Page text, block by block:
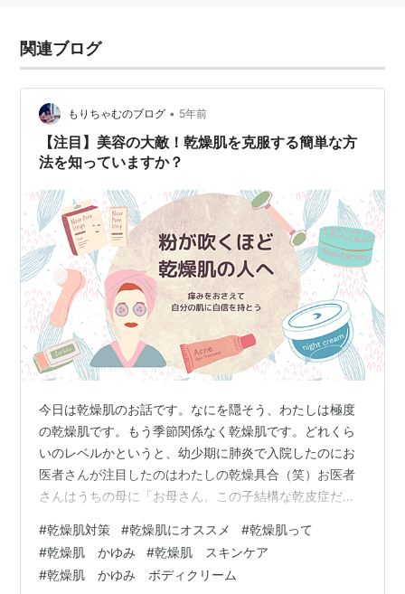
関連ブログ
もりちゃむのブログ • 5年前
【注目】美容の大敵！乾燥肌を克服する簡単な方
法を知っていますか？
今日は乾燥肌のお話です。なにを隠そう、わたしは極度
の乾燥肌です。もう季節関係なく乾燥肌です。どれくら
いのレベルかというと、幼少期に肺炎で入院したのにお
医者さんが注目したのはわたしの乾燥具合（笑）お医者
さんはうちの母に「お母さん、この子結構な乾皮症だか
「なんとかせねば！」と危機感を持ったのが社会人にな
る前。それまでお化粧とは無縁でしたが、就職するにあ
たりノーメイクはさすがにあかんということで、生まれ
#乾燥肌対策 #乾燥肌にオススメ #乾燥肌って
#乾燥肌 かゆみ #乾燥肌 スキンケア
#乾燥肌 かゆみ ボディクリーム